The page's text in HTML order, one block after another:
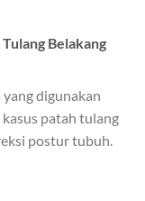
Belakang
digunakan
patah tulang
postur tubuh.